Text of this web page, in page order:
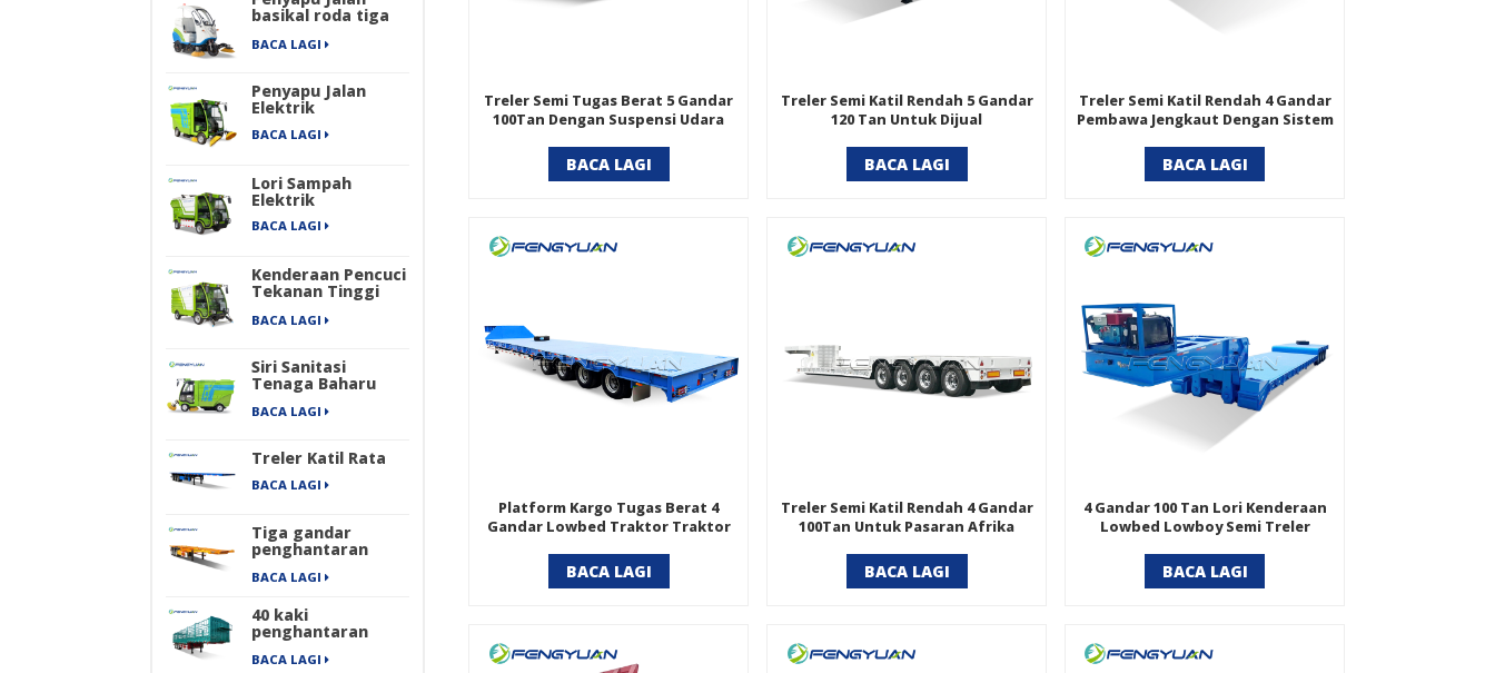
basikal roda tiga
BACA LAGI
Penyapu Jalan
Elektrik
BACA LAGI
Lori Sampah
Elektrik
BACA LAGI
Kenderaan Pencuci
Tekanan Tinggi
BACA LAGI
Siri Sanitasi
Tenaga Baharu
Empat Roda
Penyapu Jalan
Tulen
BACA LAGI
Treler Katil Rata
BACA LAGI
Tiga gandar
penghantaran
kontena
mengangkut
rangka
BACA LAGI
40 kaki
penghantaran
barang berat
pengangkutan
BACA LAGI
Treler Semi Tugas Berat 5 Gandar
100Tan Dengan Suspensi Udara
BACA LAGI
Treler Semi Katil Rendah 5 Gandar
120 Tan Untuk Dijual
BACA LAGI
Treler Semi Katil Rendah 4 Gandar
Pembawa Jengkaut Dengan Sistem
BACA LAGI
Platform Kargo Tugas Berat 4
Gandar Lowbed Traktor Traktor
BACA LAGI
Treler Semi Katil Rendah 4 Gandar
100Tan Untuk Pasaran Afrika
BACA LAGI
4 Gandar 100 Tan Lori Kenderaan
Lowbed Lowboy Semi Treler
BACA LAGI